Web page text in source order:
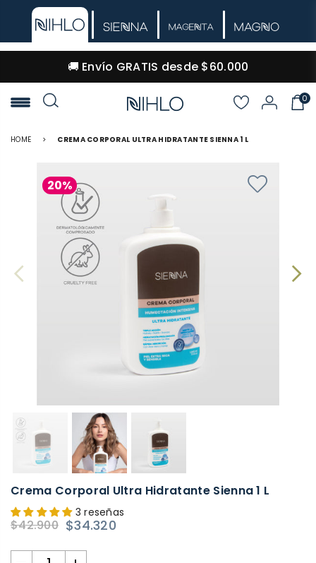
🚚 Envío GRATIS desde $60.000
NIHLO
0
HOME > CREMA CORPORAL ULTRA HIDRATANTE SIENNA 1 L
20%
Crema Corporal Ultra Hidratante Sienna 1 L
3 reseñas
Precio
habitual
$42.900 $34.320